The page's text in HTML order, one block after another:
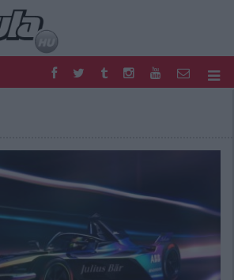
SHOP
PONTÁLLÁSOK